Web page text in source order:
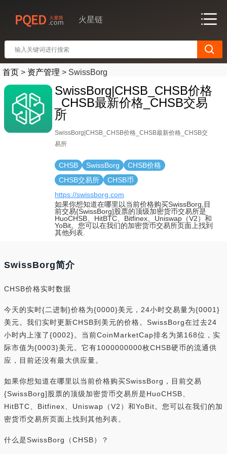
火星链
首页 > 资产管理 > SwissBorg
SwissBorg|CHSB_CHSB价格
_CHSB最新价格_CHSB交易
所
SwissBorg|CHSB_CHSB价格_CHSB最新价格_CHSB交
易所
CHSB SwissBorg
CHSB价格
CHSB交易所
CHSB币
https://swissborg.com
如果你想知道在哪里以当前价格购买SwissBorg,目
前交易{SwissBorg]股票的顶级加密货币交易所是
HuoCHSB、HitBTC、Bitfinex、Uniswap（V2）和
YoBit。您可以在我们的加密货币交易所页面上找到
其他列表.
SwissBorg简介
CHSB价格实时数据
今天的实时{二进制}价格为{0000}美元，24小时交易量为{0001}
美元。我们实时更新CHSB到美元的价格。SwissBorg在过去24
小时内上涨了{0002}。当前CoinMarketCap排名为第168位，实
际市值为{0003}美元。它有1000000000枚CHSB硬币的流通供
应，目前还没有最大供应量。
如果你想知道在哪里以当前价格购买SwissBorg，目前交易
{SwissBorg]股票的顶级加密货币交易所是HuoCHSB、
HitBTC、Bitfinex、Uniswap（V2）和YoBit。您可以在我们的加
密货币交易所页面上找到其他列表。
什么是SwissBorg（CHSB）？